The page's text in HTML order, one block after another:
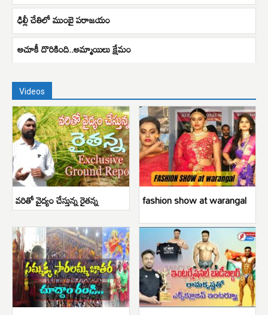
ఢిల్లీ చేతిలో ముంబై పరాజయం
ఆచూకీ దొరికింది..అమ్మాయిలు క్షేమం
Videos
వరితో వైద్యం చేస్తున్న రైతన్న fashion show at warangal